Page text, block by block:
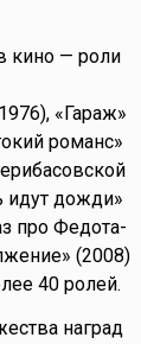
кино — роли
«Гараж»
романс»
идут дожди»
про Федота-
(2008)
40 ролей.
наград